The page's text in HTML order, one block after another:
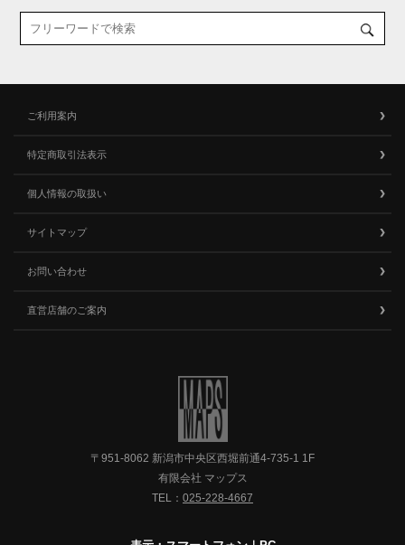
ご利用案内
特定商取引法表示
個人情報の取扱い
サイトマップ
お問い合わせ
直営店舗のご案内
〒951-8062 新潟市中央区西堀前通4-735-1 1F
有限会社 マップス
TEL： 025-228-4667